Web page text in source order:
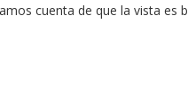
cuenta de que la vista es